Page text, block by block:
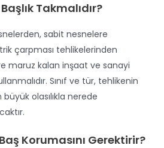
Takmalıdır?
sabit nesnelere
çarpması tehlikelerinden
maruz kalan inşaat ve sanayi
Sınıf ve tür, tehlikenin
olasılıkla nerede
Korumasını Gerektirir?